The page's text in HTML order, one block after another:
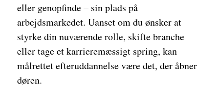
eller genopfinde – sin plads på
arbejdsmarkedet. Uanset om du ønsker at
styrke din nuværende rolle, skifte branche
eller tage et karrieremæssigt spring, kan
målrettet efteruddannelse være det, der åbner
døren.